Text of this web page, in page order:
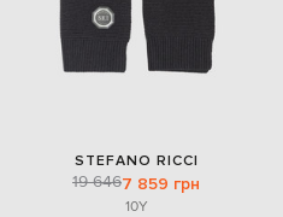
STEFANO RICCI
19 6467 859 грн
10Y